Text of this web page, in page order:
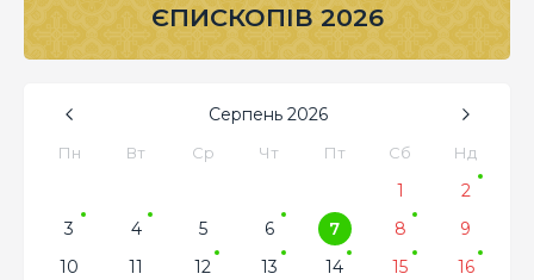
ЄПИСКОПІВ 2026
Серпень 2026
Пн Вт Ср Чт Пт Сб Нд
1
2
3
4 5 6 7 8
9
10
11 12 13 14 15
16